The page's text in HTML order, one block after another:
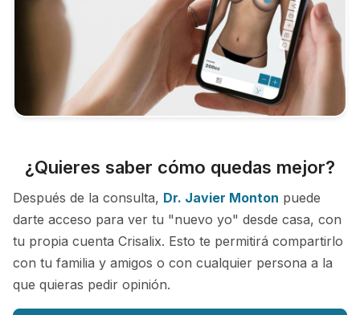
¿Quieres saber cómo quedas mejor?
Después de la consulta, Dr. Javier Monton puede
darte acceso para ver tu "nuevo yo" desde casa, con
tu propia cuenta Crisalix. Esto te permitirá compartirlo
con tu familia y amigos o con cualquier persona a la
que quieras pedir opinión.